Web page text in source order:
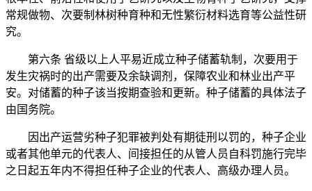
常规做物、次要制林树种育种和无性繁衍材料选育等公益性研
究。
第六条 省级以上人平易近成立种子储蓄轨制，次要用于
发生灾祸时的出产需要及余缺调剂，保障农业和林业出产平
安。对储蓄的种子该当按期查验和更新。种子储蓄的具体法子
由国务院。
因出产运营劣种子犯罪被判处有期徒刑以罚的，种子企业
或者其他单元的代表人、间接担任的从管人员自科罚施行完毕
之日起五年内不得担任种子企业的代表人、高级办理人员。